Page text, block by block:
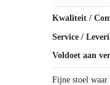
Kwaliteit /
Service /
Voldoet aan
Fijne stoel waar